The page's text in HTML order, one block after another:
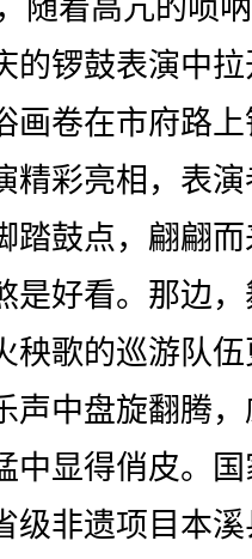
着高亢的唢
的锣鼓表演中
画卷在市府路
精彩亮相，表
踏鼓点，翩翩
是好看。那边
秧歌的巡游队
声中盘旋翻腾
中显得俏皮。
级非遗项目本